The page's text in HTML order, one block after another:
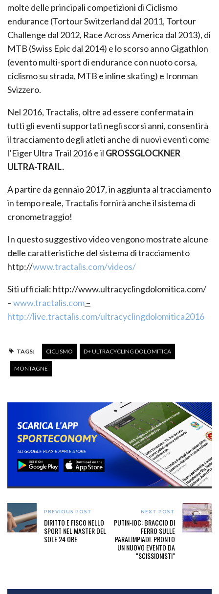
molte delle principali competizioni di Ciclismo
endurance (Tortour Switzerland dal 2011, Tortour
Challenge dal 2012, Race Across America dal 2013), di
MTB (Swiss Epic dal 2014) e lo scorso anno Gigathlon
(evento multi-sport di endurance con nuoto corsa,
ciclismo su strada, MTB e inline skating) e Ironman
Svizzero.
Nel 2016, Tractalis, oltre ad essere confermata in
tutti gli eventi supportati negli scorsi anni, consentirà
il tracciamento degli atleti anche di nuovi eventi come
l’Eiger Ultra Trail 2016 e il GROSSGLOCKNER
ULTRA-TRAIL.
A partire da gennaio 2017, in aggiunta al tracciamento
in tempo reale, Tractalis fornirà anche il sistema di
cronometraggio!
In questo suggestivo video vengono mostrate alcune
delle caratteristiche del sistema di tracciamento
http://www.tractalis.com/videos/
Siti ufficiali: http://www.ultracyclingdolomitica.com/
–www.tractalis.com–
http://live.tractalis.com/ultracyclingdolomitica2016
TAGS: CICLISMO D+ ULTRACYCLING DOLOMITICA
MONTAGNE
PREVIOUS POST
DIRITTO E FISCO NELLO
SPORT NEL MASTER DEL
SOLE 24 ORE
NEXT POST
PUTIN-IOC: BRACCIO DI
FERRO SULLE
PARALIMPIADI. PRONTO
UN NUOVO EVENTO DA
"SCISSIONISTI"